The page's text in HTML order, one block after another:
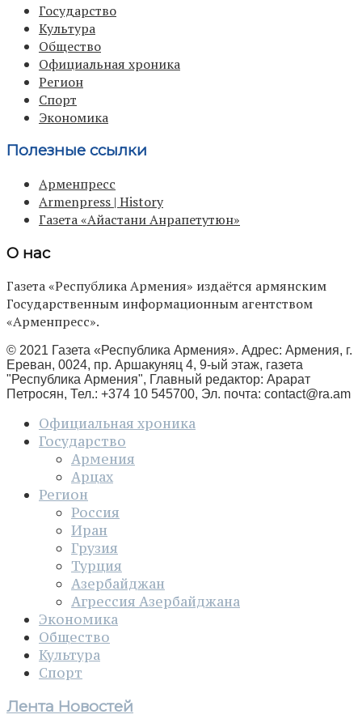
Государство
Культура
Общество
Официальная хроника
Регион
Спорт
Экономика
Полезные ссылки
Арменпресс
Armenpress | History
Газета «Айастани Анрапетутюн»
О нас
Газета «Республика Армения» издаётся армянским
Государственным информационным агентством
«Арменпресс».
© 2021 Газета «Республика Армения». Адрес: Армения, г.
Ереван, 0024, пр. Аршакуняц 4, 9-ый этаж, газета
"Республика Армения", Главный редактор: Арарат
Петросян, Тел.: +374 10 545700, Эл. почта: contact@ra.am
Официальная хроника
Государство
Армения
Арцах
Регион
Россия
Иран
Грузия
Турция
Азербайджан
Агрессия Азербайджана
Экономика
Общество
Культура
Спорт
Лента Новостей